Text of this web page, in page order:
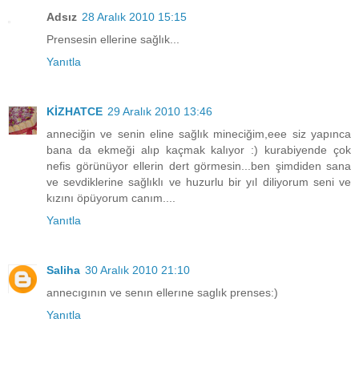
Adsız 28 Aralık 2010 15:15
Prensesin ellerine sağlık...
Yanıtla
KİZHATCE 29 Aralık 2010 13:46
anneciğin ve senin eline sağlık mineciğim,eee siz yapınca
bana da ekmeği alıp kaçmak kalıyor :) kurabiyende çok
nefis görünüyor ellerin dert görmesin...ben şimdiden sana
ve sevdiklerine sağlıklı ve huzurlu bir yıl diliyorum seni ve
kızını öpüyorum canım....
Yanıtla
Saliha 30 Aralık 2010 21:10
annecıgının ve senın ellerıne saglık prenses:)
Yanıtla